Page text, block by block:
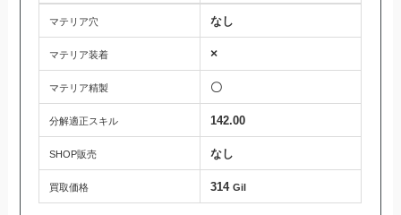
マテリア穴 なし
マテリア装着 ×
マテリア精製 〇
分解適正スキル 142.00
SHOP販売 なし
買取価格 314 Gil